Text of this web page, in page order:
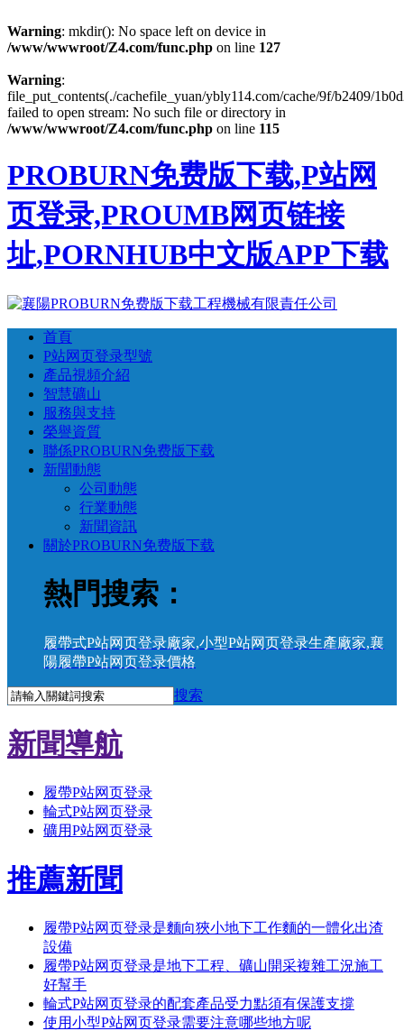
Warning: mkdir(): No space left on device in
/www/wwwroot/Z4.com/func.php on line 127
Warning:
file_put_contents(./cachefile_yuan/ybly114.com/cache/9f/b2409/
failed to open stream: No such file or directory in
/www/wwwroot/Z4.com/func.php on line 115
PROBURN免费版下载,P站网
页登录,PROUMB网页链接
址,PORNHUB中文版APP下载
首頁
P站网页登录型號
產品視頻介紹
智慧礦山
服務與支持
榮譽資質
聯係PROBURN免费版下载
新聞動態
公司動態
行業動態
新聞資訊
關於PROBURN免费版下载
熱門搜索：
履帶式P站网页登录廠家,小型P站网页登录生產廠家,襄
陽履帶P站网页登录價格
搜索
新聞導航
履帶P站网页登录
輪式P站网页登录
礦用P站网页登录
推薦新聞
履帶P站网页登录是麵向狹小地下工作麵的一體化出渣
設備
履帶P站网页登录是地下工程、礦山開采複雜工況施工
好幫手
輪式P站网页登录的配套產品受力點須有保護支撐
使用小型P站网页登录需要注意哪些地方呢